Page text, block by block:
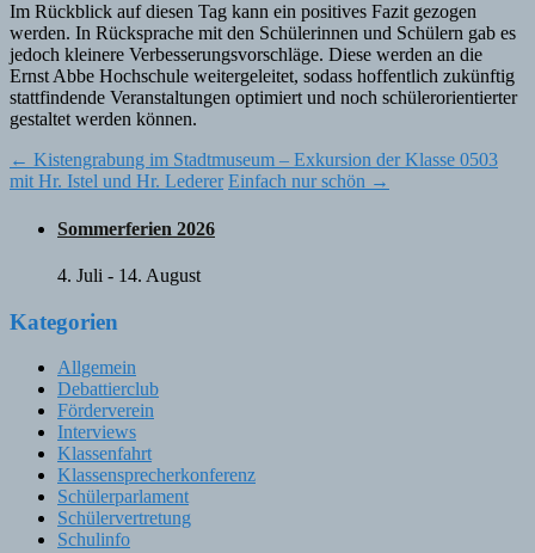
Im Rückblick auf diesen Tag kann ein positives Fazit gezogen
werden. In Rücksprache mit den Schülerinnen und Schülern gab es
jedoch kleinere Verbesserungsvorschläge. Diese werden an die
Ernst Abbe Hochschule weitergeleitet, sodass hoffentlich zukünftig
stattfindende Veranstaltungen optimiert und noch schülerorientierter
gestaltet werden können.
Post
navigation
← Kistengrabung im Stadtmuseum – Exkursion der Klasse 0503
mit Hr. Istel und Hr. Lederer Einfach nur schön →
Sommerferien 2026
4. Juli - 14. August
Kategorien
Allgemein
Debattierclub
Förderverein
Interviews
Klassenfahrt
Klassensprecherkonferenz
Schülerparlament
Schülervertretung
Schulinfo